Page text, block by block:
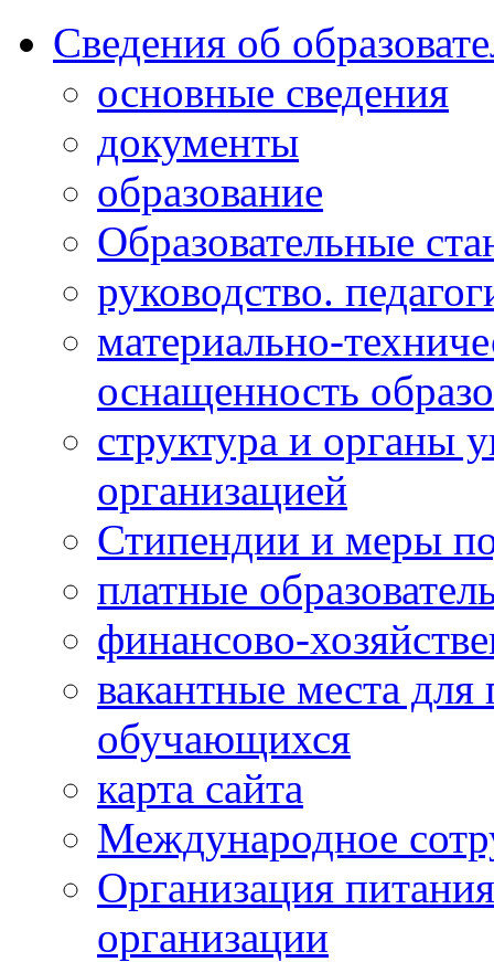
Сведения об
основные сведения
документы
образование
Образовательные
руководство.
материально-
оснащенность
структура и органы
организацией
Стипендии и меры
платные
финансово-
вакантные места
обучающихся
карта сайта
Международное
Организация
организации